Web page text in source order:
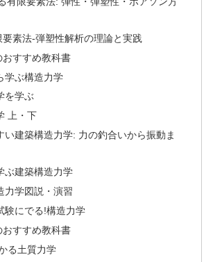
素法-弾塑性解析の理論と実践
すすめ教科書
学ぶ構造力学
を学ぶ
上・下
い建築構造力学: 力の釣合いから振動ま
ぶ建築構造力学
力学図説・演習
験にでる!構造力学
おすすめ教科書
る土質力学